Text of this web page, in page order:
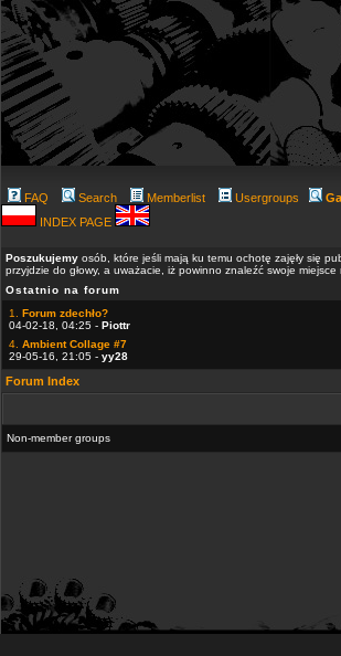
FAQ Search Memberlist Usergroups
INDEX PAGE
Poszukujemy osób, które jeśli mają ku temu ochotę zajęły się
przyjdzie do głowy, a uważacie, iż powinno znaleźć swoje miejsce
Ostatnio na forum
1. Forum zdechło?
04-02-18, 04:25 - Piottr
4. Ambient Collage #7
29-05-16, 21:05 - yy28
Forum Index
Non-member groups